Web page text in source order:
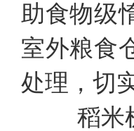
助食物级
室外粮食
处理，切
稻米